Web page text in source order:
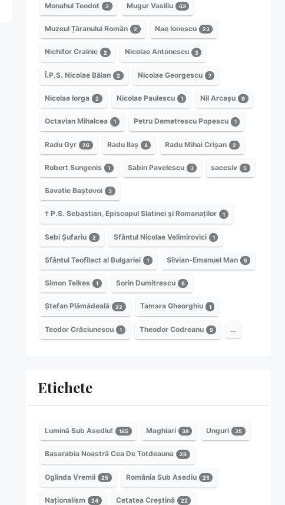
Monahul Teodot 3 Mugur Vasiliu 63
Muzeul Țăranului Român 2 Nae Ionescu 23
Nichifor Crainic 2 Nicolae Antonescu 3
Î.P.S. Nicolae Bălan 2 Nicolae Georgescu 7
Nicolae Iorga 2 Nicolae Paulescu 1 Nil Arcașu 9
Octavian Mihalcea 1 Petru Demetrescu Popescu 1
Radu Gyr 26 Radu Ilaș 4 Radu Mihai Crișan 2
Robert Sungenis 1 Sabin Pavelescu 3 saccsiv 5
Savatie Baștovoi 3
† P.S. Sebastian, Episcopul Slatinei și Romanaților 1
Sebi Șufariu 2 Sfântul Nicolae Velimirovici 1
Sfântul Teofilact al Bulgariei 1 Silvian-Emanuel Man 5
Simon Telkes 1 Sorin Dumitrescu 5
Ștefan Plămădeală 22 Tamara Gheorghiu 1
Teodor Crăciunescu 1 Theodor Codreanu 9 …
Etichete
Lumină Sub Asediu! 145 Maghiari 38 Unguri 35
Basarabia Noastră Cea De Totdeauna 28
Oglinda Vremii 25 România Sub Asediu 25
Naționalism 24 Cetatea Creștină 22